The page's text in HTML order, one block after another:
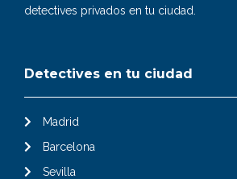
detectives privados en tu ciudad.
Detectives en tu ciudad
Madrid
Barcelona
Sevilla